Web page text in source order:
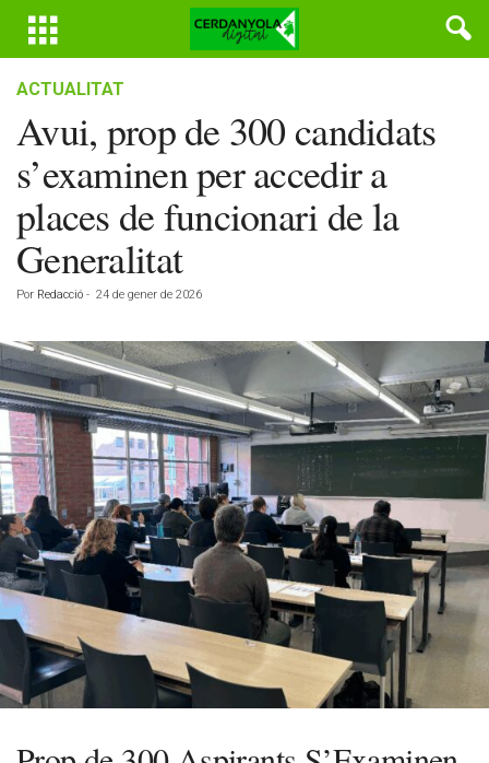
ACTUALITAT
Avui, prop de 300 candidats
s’examinen per accedir a
places de funcionari de la
Generalitat
Por Redacció - 24 de gener de 2026